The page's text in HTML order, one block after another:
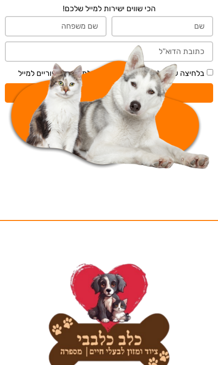
הכי שווים ישירות למייל שלכם!
בלחיצה על 'שליחה' אני מאשר/ת קבלת תכנים דיוריים למייל
שליחה